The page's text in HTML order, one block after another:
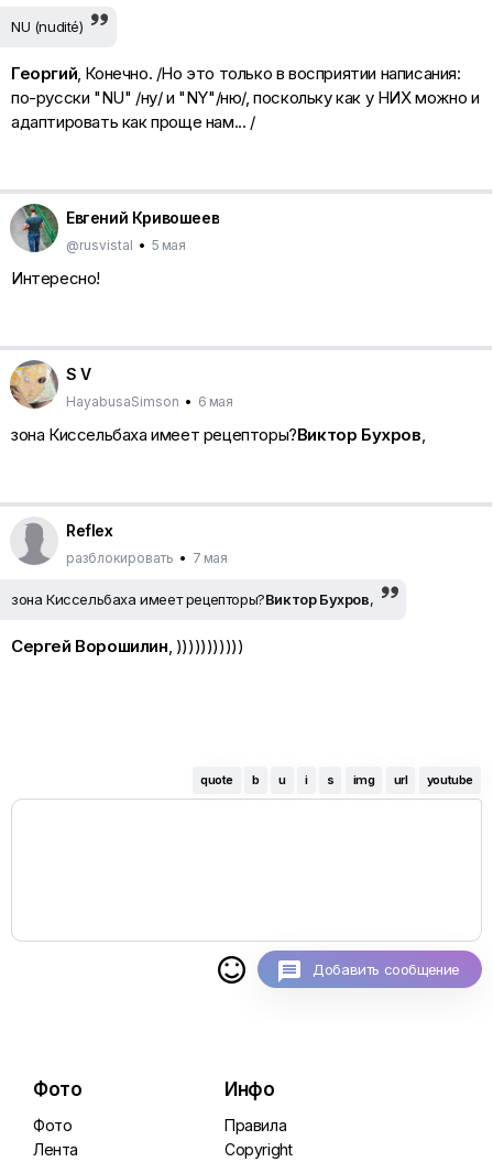
NU (nudité)
Георгий , Конечно. /Но это только в восприятии написания:
по-русски "NU" /ну/ и "NY"/ню/, поскольку как у НИХ можно и
адаптировать как проще нам... /
Евгений Кривошеев
@rusvistal • 5 мая
Интересно!
S V
HayabusaSimson • 6 мая
зона Киссельбаха имеет рецепторы?Виктор Бухров
Reflex
разблокировать • 7 мая
зона Киссельбаха имеет рецепторы?Виктор Бухров,
Сергей Ворошилин , )))))))))))
quote b u i s img url youtube
 Добавить сообщение
Фото
Фото
Лента
Инфо
Правила
Copyright